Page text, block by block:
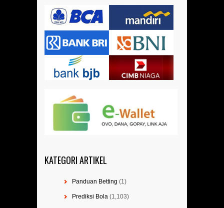
KATEGORI ARTIKEL
Panduan Betting (1)
Prediksi Bola (1,103)